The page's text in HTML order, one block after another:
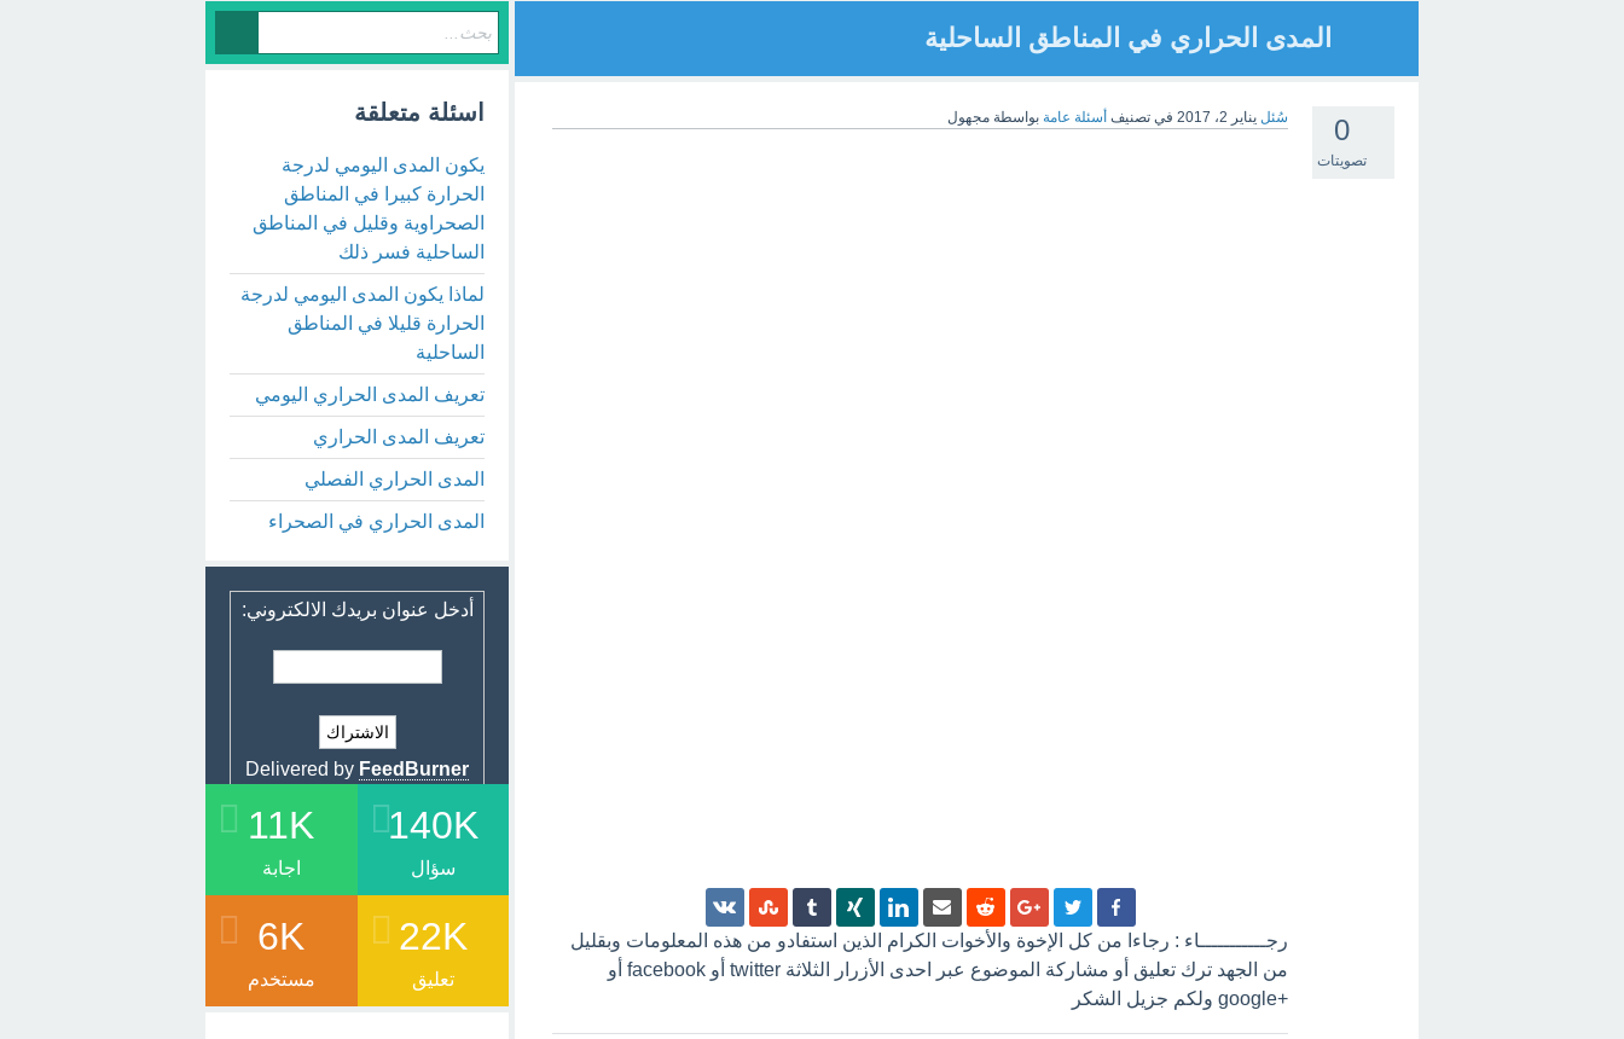
المدى الحراري في المناطق الساحلية
0
تصويتات
سُئل يناير 2، 2017 في تصنيف أسئلة عامة بواسطة مجهول
رجـــــــــــاء : رجاءا من كل الإخوة والأخوات الكرام الذين استفادو من هذه المعلومات وبقليل
من الجهد ترك تعليق أو مشاركة الموضوع عبر احدى الأزرار الثلاثة twitter أو facebook أو
+google ولكم جزيل الشكر
اسئلة متعلقة
يكون المدى اليومي لدرجة
الحرارة كبيرا في المناطق
الصحراوية وقليل في المناطق
الساحلية فسر ذلك
لماذا يكون المدى اليومي لدرجة
الحرارة قليلا في المناطق
الساحلية
تعريف المدى الحراري اليومي
تعريف المدى الحراري
المدى الحراري الفصلي
المدى الحراري في الصحراء
أدخل عنوان بريدك الالكتروني:
Delivered by FeedBurner
140K
سؤال
11K
اجابة
22K
تعليق
6K
مستخدم